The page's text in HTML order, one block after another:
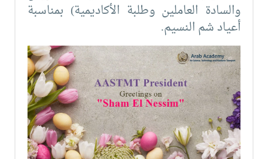
والسادة العاملين وطلبة الأكاديمية) بمناسبة
أعياد شم النسيم.